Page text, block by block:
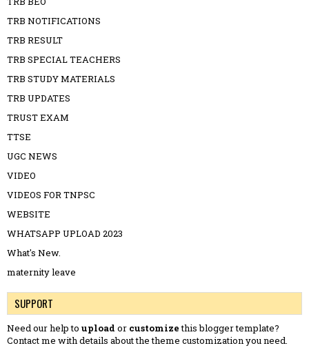
TRB NOTIFICATIONS
TRB RESULT
TRB SPECIAL TEACHERS
TRB STUDY MATERIALS
TRB UPDATES
TRUST EXAM
TTSE
UGC NEWS
VIDEO
VIDEOS FOR TNPSC
WEBSITE
WHATSAPP UPLOAD 2023
What's New.
maternity leave
SUPPORT
Need our help to upload or customizethis blogger template?
Contact me with details about the theme customization you need.